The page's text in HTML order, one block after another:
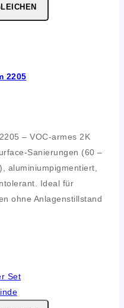
2205
– VOC-armes 2K
Sanierungen (60 –
aluminiumpigmentiert,
Ideal für
ohne Anlagenstillstand